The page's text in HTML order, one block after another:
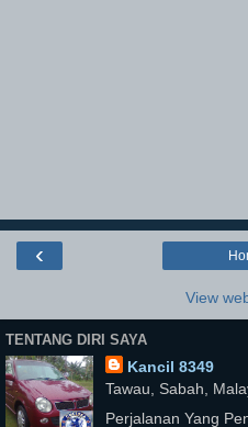
‹
View
TENTANG DIRI SAYA
Kancil 8349
Tawau, Sabah,
Perjalanan Yang